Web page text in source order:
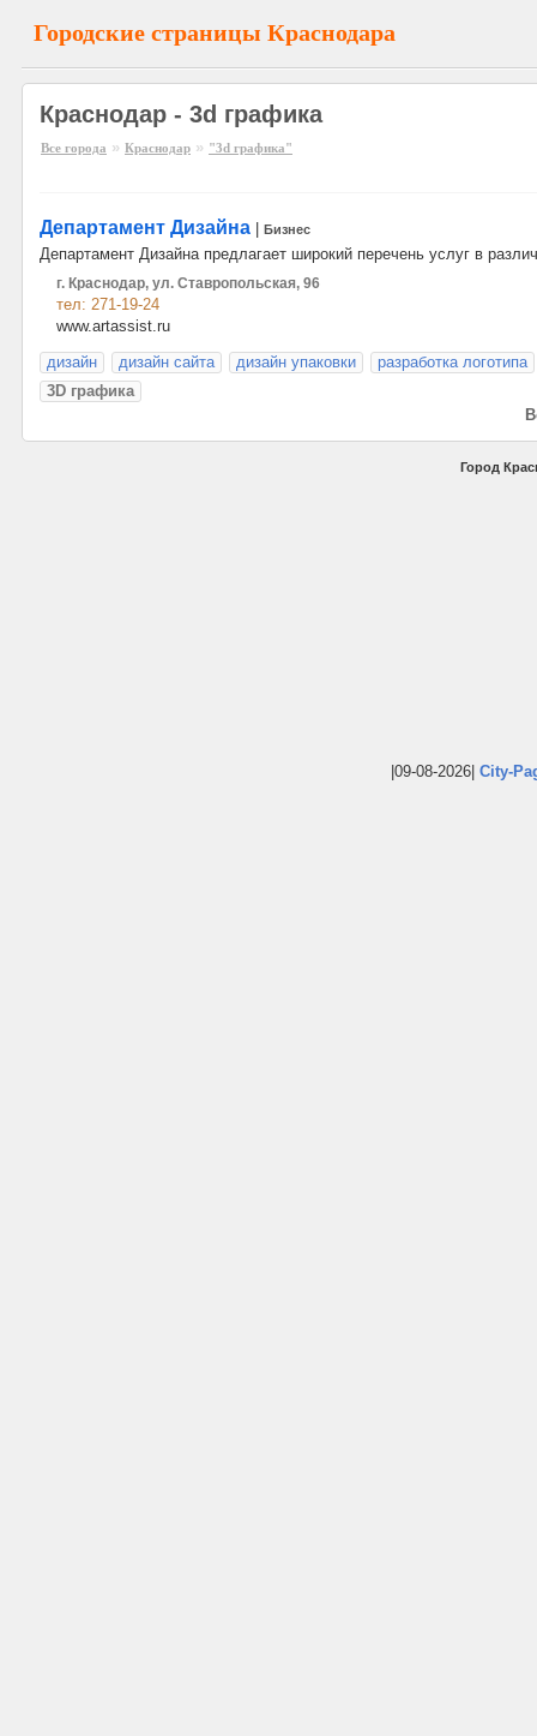
Городские страницы Краснодара
Краснодар - 3d графика
Все города » Краснодар » "3d графика"
Департамент Дизайна Бизнес
Департамент Дизайна предлагает широкий перечень услуг в
г. Краснодар, ул. Ставропольская, 96
тел: 271-19-24
www.artassist.ru
дизайн
дизайн сайта дизайн упаковки
разработка логотипа
3D графика
Город
|09-08-2026| City-